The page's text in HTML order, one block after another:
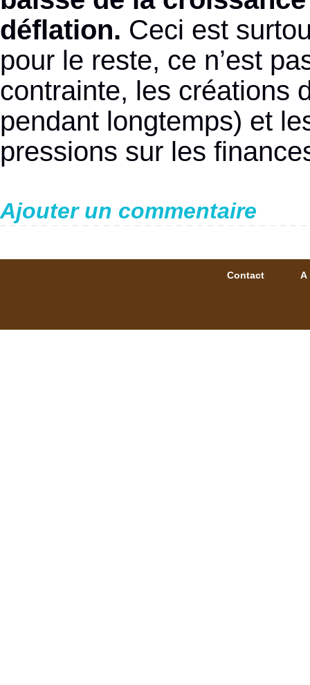
déflation. Ceci est
pour le reste, ce n’est
contrainte, les créations
pendant longtemps) et
pressions sur les
Ajouter un commentaire
Contact A